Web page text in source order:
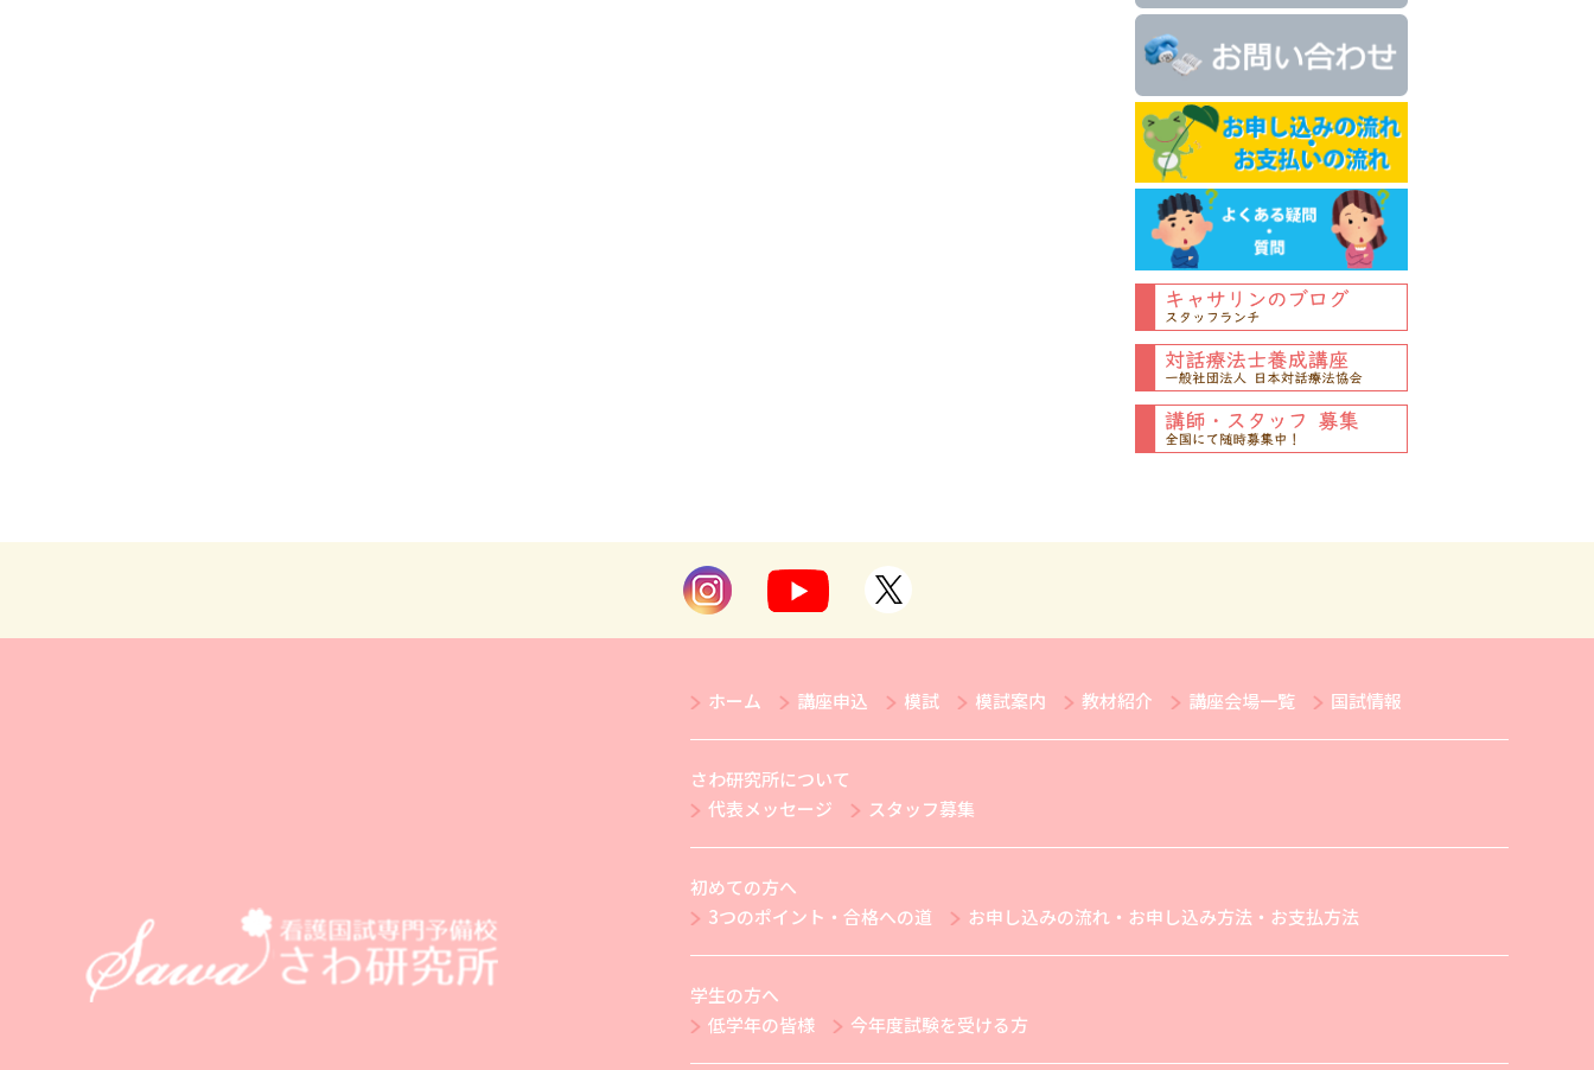
ホーム 講座申込 模試 模試案内 教材紹介 講座会場一覧 国試情報
さわ研究所について
代表メッセージ
スタッフ募集
初めての方へ
3つのポイント・合格への道
お申し込みの流れ・お申し込み方法・お支払方法
学生の方へ
低学年の皆様
今年度試験を受ける方